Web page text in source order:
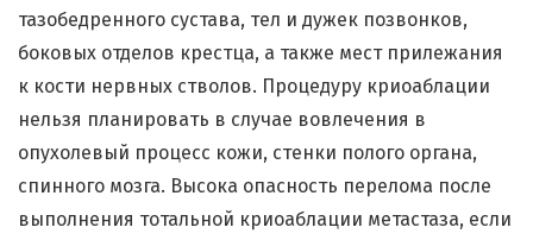
тазобедренного сустава, тел и дужек позвонков,
боковых отделов крестца, а также мест прилежания
к кости нервных стволов. Процедуру криоаблации
нельзя планировать в случае вовлечения в
опухолевый процесс кожи, стенки полого органа,
спинного мозга. Высока опасность перелома после
выполнения тотальной криоаблации метастаза, если